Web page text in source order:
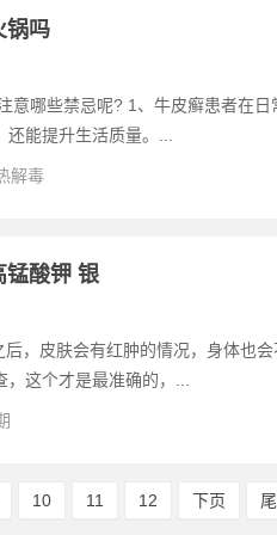
锅吗
意哪些禁忌呢? 1、牛皮癣患者在日
能提升生活质量。...
解毒
锰酸钾 银
，皮肤会有红肿的情况，身体也会
这个才是最准确的，...
10 11 12 下页